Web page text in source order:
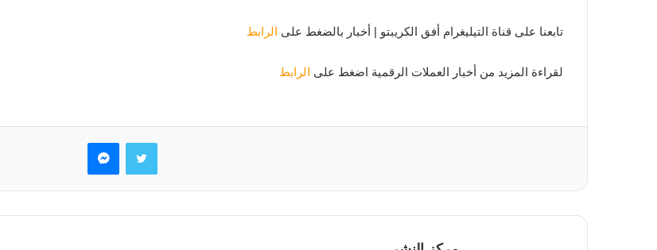
تابعنا على قناة التيليغرام أفق الكريبتو | أخبار بالضغط على الرابط
لقراءة المزيد من أخبار العملات الرقمية اضغط على الرابط
تويتر ماسنجر